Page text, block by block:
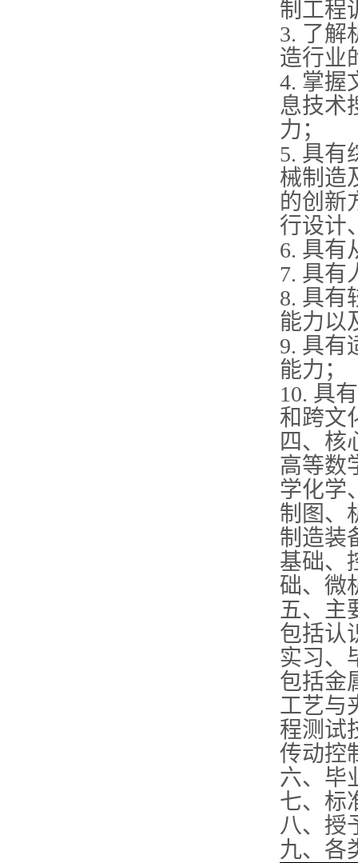
制工程
3. 了解
造行业
4. 掌握
息技术
力；
5. 具有
械制造
的创新
行设计
6. 具有
7. 具有
8. 具有
能力以
9. 具有
能力；
10. 具
和跨文
四、核
高等数
学化学
制图、
制造装
基础、
础、微
五、主
包括认
实习、
包括金
工艺与
程测试
传动控
六、毕
七、标
八、授
九、各